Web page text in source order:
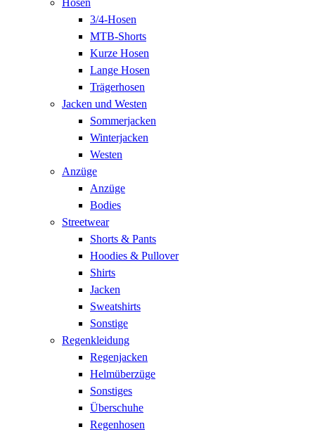
3/4-Hosen
MTB-Shorts
Kurze Hosen
Lange Hosen
Trägerhosen
Jacken und Westen
Sommerjacken
Winterjacken
Westen
Anzüge
Anzüge
Bodies
Streetwear
Shorts & Pants
Hoodies & Pullover
Shirts
Jacken
Sweatshirts
Sonstige
Regenkleidung
Regenjacken
Helmüberzüge
Sonstiges
Überschuhe
Regenhosen